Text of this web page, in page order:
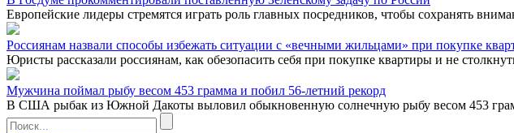
Европейские лидеры стремятся играть роль главных посредников, чтобы сохранять
Россиянам назвали способы избежать ситуации с «вечными жильцами» при покупке
Юристы рассказали россиянам, как обезопасить себя при покупке квартиры и не
Мужчина поймал рыбу весом 453 грамма и побил 56-летний рекорд
В США рыбак из Южной Дакоты выловил обыкновенную солнечную рыбу весом 453